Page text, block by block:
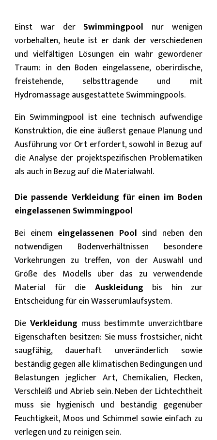
Einst war der Swimmingpool nur wenigen
vorbehalten, heute ist er dank der verschiedenen
und vielfältigen Lösungen ein wahr gewordener
Traum: in den Boden eingelassene, oberirdische,
freistehende, selbsttragende und mit
Hydromassage ausgestattete Swimmingpools.
Ein Swimmingpool ist eine technisch aufwendige
Konstruktion, die eine äußerst genaue Planung und
Ausführung vor Ort erfordert, sowohl in Bezug auf
die Analyse der projektspezifischen Problematiken
als auch in Bezug auf die Materialwahl.
Die passende Verkleidung für einen im Boden
eingelassenen Swimmingpool
Bei einem eingelassenen Pool sind neben den
notwendigen Bodenverhältnissen besondere
Vorkehrungen zu treffen, von der Auswahl und
Größe des Modells über das zu verwendende
Material für die Auskleidung bis hin zur
Entscheidung für ein Wasserumlaufsystem.
Die Verkleidung muss bestimmte unverzichtbare
Eigenschaften besitzen: Sie muss frostsicher, nicht
saugfähig, dauerhaft unveränderlich sowie
beständig gegen alle klimatischen Bedingungen und
Belastungen jeglicher Art, Chemikalien, Flecken,
Verschleiß und Abrieb sein. Neben der Lichtechtheit
muss sie hygienisch und beständig gegenüber
Feuchtigkeit, Moos und Schimmel sowie einfach zu
verlegen und zu reinigen sein.